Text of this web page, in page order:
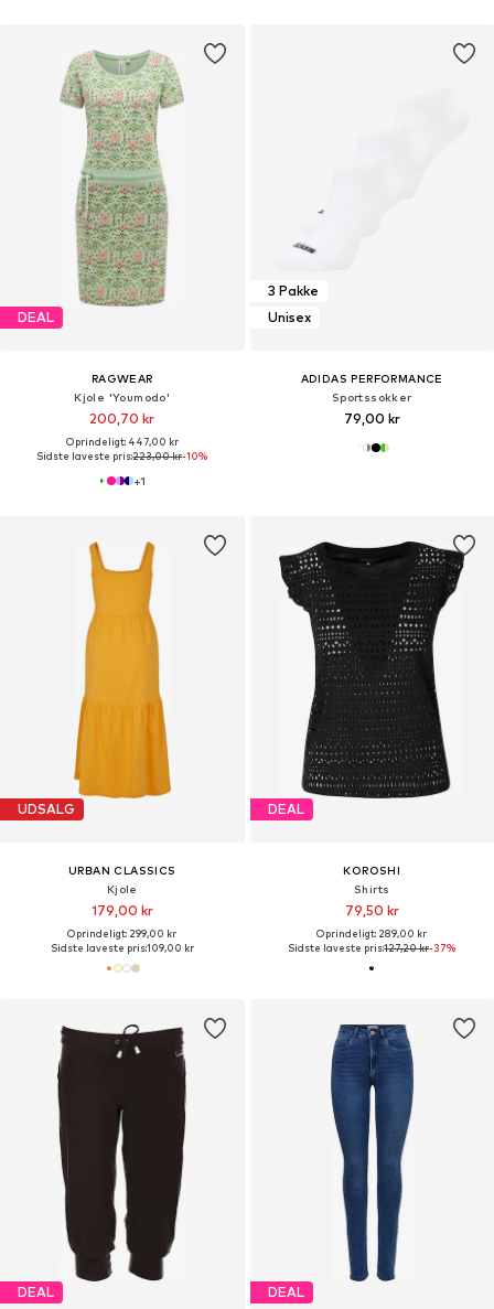
DEAL
RAGWEAR
Kjole 'Youmodo'
200,70 kr
Oprindeligt: 447,00 kr
Sidste laveste pris:223,00 kr-10%
+1
3 Pakke
Unisex
ADIDAS PERFORMANCE
Sportssokker
79,00 kr
UDSALG
URBAN CLASSICS
Kjole
179,00 kr
Oprindeligt: 299,00 kr
Sidste laveste pris:109,00 kr
DEAL
KOROSHI
Shirts
79,50 kr
Oprindeligt: 289,00 kr
Sidste laveste pris:127,20 kr-37%
DEAL DEAL